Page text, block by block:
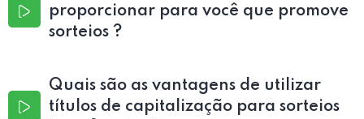
proporcionar para você que promove
sorteios ?
Quais são as vantagens de utilizar
títulos de capitalização para sorteios